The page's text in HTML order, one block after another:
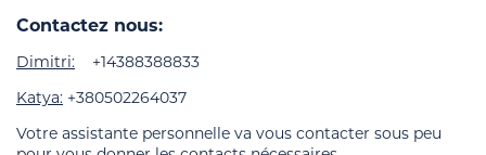
Contactez nous:
Dimitri: +14388388833
Katya: +380502264037
Votre assistante personnelle va vous contacter sous peu